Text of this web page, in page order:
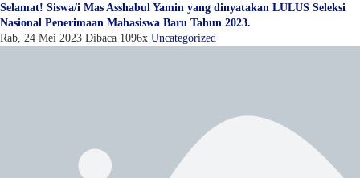
Selamat! Siswa/i Mas Asshabul Yamin yang dinyatakan LULUS Seleksi
Nasional Penerimaan Mahasiswa Baru Tahun 2023.
Rab, 24 Mei 2023 Dibaca 1096x Uncategorized